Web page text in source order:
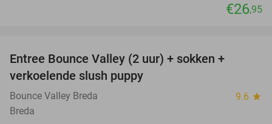
€26,95
Entree Bounce Valley (2 uur) + sokken +
verkoelende slush puppy
Bounce Valley Breda 9.6 star
Breda